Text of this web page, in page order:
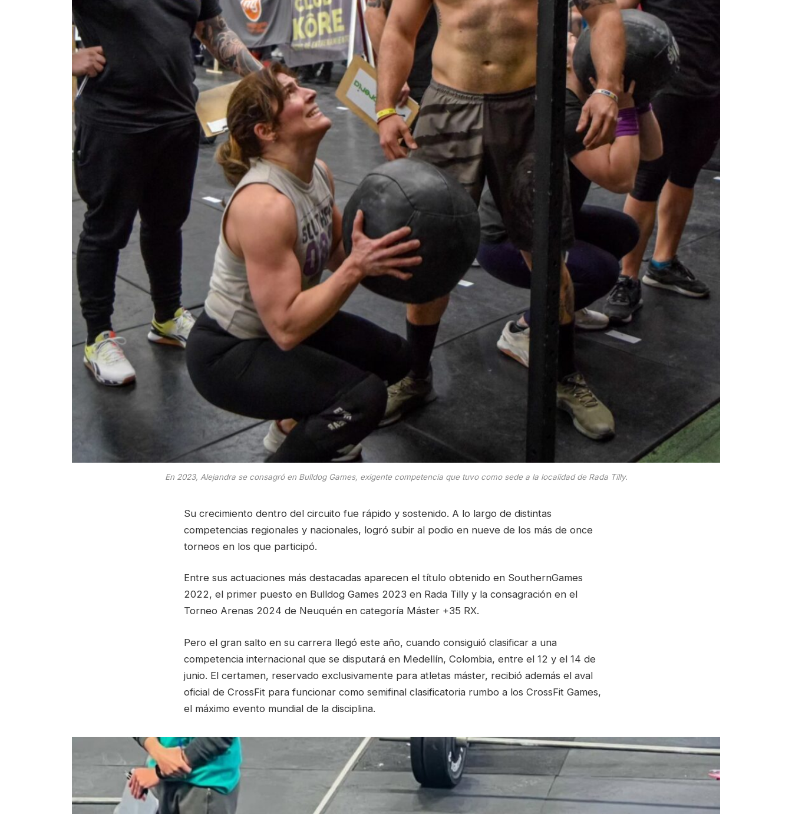
En 2023, Alejandra se consagró en Bulldog Games, exigente competencia que tuvo como sede a la localidad de Rada Tilly.
Su crecimiento dentro del circuito fue rápido y sostenido. A lo largo de distintas
competencias regionales y nacionales, logró subir al podio en nueve de los más de once
torneos en los que participó.
Entre sus actuaciones más destacadas aparecen el título obtenido en SouthernGames
2022, el primer puesto en Bulldog Games 2023 en Rada Tilly y la consagración en el
Torneo Arenas 2024 de Neuquén en categoría Máster +35 RX.
Pero el gran salto en su carrera llegó este año, cuando consiguió clasificar a una
competencia internacional que se disputará en Medellín, Colombia, entre el 12 y el 14 de
junio. El certamen, reservado exclusivamente para atletas máster, recibió además el aval
oficial de CrossFit para funcionar como semifinal clasificatoria rumbo a los CrossFit Games,
el máximo evento mundial de la disciplina.